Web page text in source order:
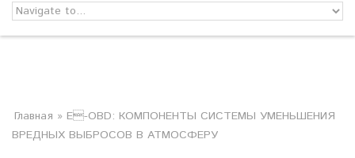
ВЫ ЗДЕСЬ
Главная » E-OBD: КОМПОНЕНТЫ СИСТЕМЫ УМЕНЬШЕНИЯ
ВРЕДНЫХ ВЫБРОСОВ В АТМОСФЕРУ